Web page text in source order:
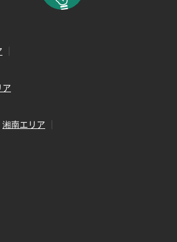
湘南エリア